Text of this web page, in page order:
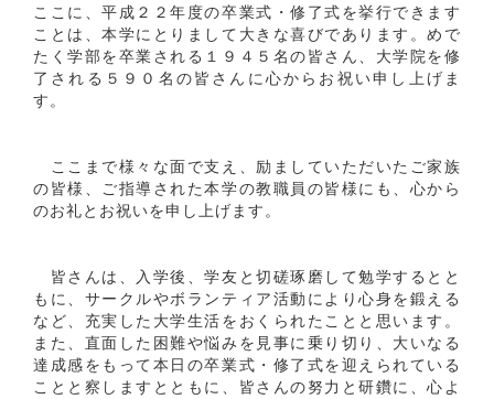
ここに、平成２２年度の卒業式・修了式を挙行できます
ことは、本学にとりまして大きな喜びであります。めで
たく学部を卒業される１９４５名の皆さん、大学院を修
了される５９０名の皆さんに心からお祝い申し上げま
す。
ここまで様々な面で支え、励ましていただいたご家族
の皆様、ご指導された本学の教職員の皆様にも、心から
のお礼とお祝いを申し上げます。
皆さんは、入学後、学友と切磋琢磨して勉学するとと
もに、サークルやボランティア活動により心身を鍛える
など、充実した大学生活をおくられたことと思います。
また、直面した困難や悩みを見事に乗り切り、大いなる
達成感をもって本日の卒業式・修了式を迎えられている
ことと察しますとともに、皆さんの努力と研鑽に、心よ